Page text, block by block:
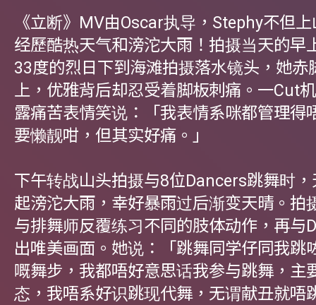
《立断》MV由Oscar执导，Stephy不但
经歷酷热天气和滂沱大雨！拍摄当天的早
33度的烈日下到海滩拍摄落水镜头，她赤
上，优雅背后却忍受着脚板刺痛。一Cut
露痛苦表情笑说：「我表情系咪都管理得
要懒靓咁，但其实好痛。」
下午转战山头拍摄与8位Dancers跳舞时
起滂沱大雨，幸好暴雨过后渐变天晴。拍
与排舞师反覆练习不同的肢体动作，再与
出唯美画面。她说：「跳舞同学仔同我跳
嘅舞步，我都唔好意思话我参与跳舞，主
态，我唔系好识跳现代舞，无谓献丑就唔